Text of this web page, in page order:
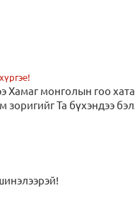
Хамаг монголын гоо
зоригийг Та бүхэндээ